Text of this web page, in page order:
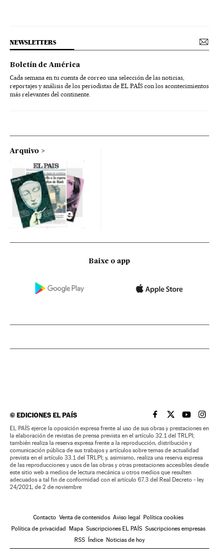
NEWSLETTERS
Boletín de América
Cada semana en tu cuenta de correo una selección de las noticias,
reportajes y análisis de los periodistas de EL PAÍS con los acontecimientos
más relevantes del continente.
Arquivo
Baixe o app
©EDICIONES EL PAÍS EL PAÍS BRASIL EN
EL PAÍSEL PAÍS
EL
EL PAÍS ejerce la oposición expresa frente al uso de sus obras y prestaciones en
la elaboración de revistas de prensa prevista en el artículo 32.1 del TRLPI;
también realiza la reserva expresa frente a la reproducción, distribución y
comunicación pública de sus trabajos y artículos sobre temas de actualidad
prevista en el artículo 33.1 del TRLPI; y, asimismo, realiza una reserva expresa
de las reproducciones y usos de las obras y otras prestaciones accesibles desde
este sitio web a medios de lectura mecánica u otros medios que resulten
adecuados a tal fin de conformidad con el artículo 67.3 del Real Decreto - ley
24/2021, de 2 de noviembre
Contacto Venta de contenidos Aviso legal Política cookies
Política de privacidad Mapa Suscripciones EL PAÍS Suscripciones empresas
RSS Índice Noticias de hoy